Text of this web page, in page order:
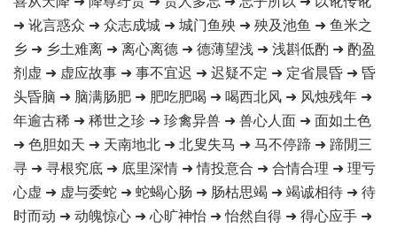
➜ 讹言惑众 ➜ 众志成城 ➜ 城门鱼殃 ➜ 殃及池鱼 ➜ 鱼米之
乡 ➜ 乡土难离 ➜ 离心离德 ➜ 德薄望浅 ➜ 浅斟低酌 ➜ 酌盈
剂虚 ➜ 虚应故事 ➜ 事不宜迟 ➜ 迟疑不定 ➜ 定省晨昏 ➜ 昏
头昏脑 ➜ 脑满肠肥 ➜ 肥吃肥喝 ➜ 喝西北风 ➜ 风烛残年 ➜
年逾古稀 ➜ 稀世之珍 ➜ 珍禽异兽 ➜ 兽心人面 ➜ 面如土色
➜ 色胆如天 ➜ 天南地北 ➜ 北叟失马 ➜ 马不停蹄 ➜ 蹄閒三
寻 ➜ 寻根究底 ➜ 底里深情 ➜ 情投意合 ➜ 合情合理 ➜ 理亏
心虚 ➜ 虚与委蛇 ➜ 蛇蝎心肠 ➜ 肠枯思竭 ➜ 竭诚相待 ➜ 待
时而动 ➜ 动魄惊心 ➜ 心旷神怡 ➜ 怡然自得 ➜ 得心应手 ➜